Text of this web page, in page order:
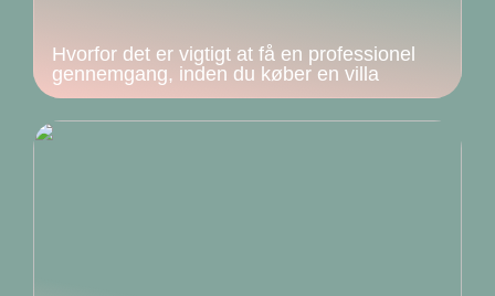
Hvorfor det er vigtigt at få en professionel
gennemgang, inden du køber en villa